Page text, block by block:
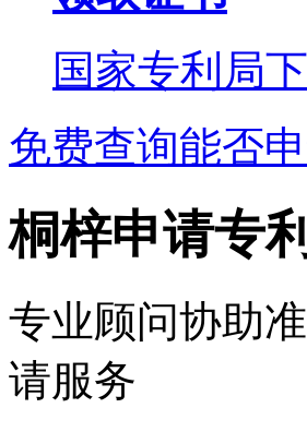
国家专利局
免费查询能否
桐梓申请专
专业顾问协助
请服务